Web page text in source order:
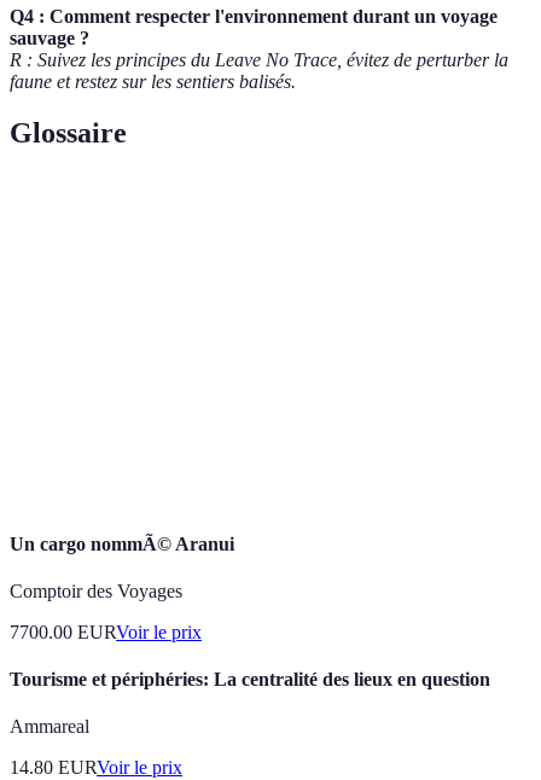
Q4 : Comment respecter l'environnement durant un voyage
sauvage ?
R : Suivez les principes du Leave No Trace, évitez de perturber la
faune et restez sur les sentiers balisés.
Glossaire
Un cargo nommÃ© Aranui
Comptoir des Voyages
7700.00 EURVoir le prix
Tourisme et périphéries: La centralité des lieux en question
Ammareal
14.80 EURVoir le prix